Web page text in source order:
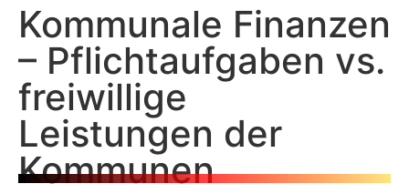
Kommunale Finanzen
– Pflichtaufgaben vs.
freiwillige
Leistungen der
Kommunen